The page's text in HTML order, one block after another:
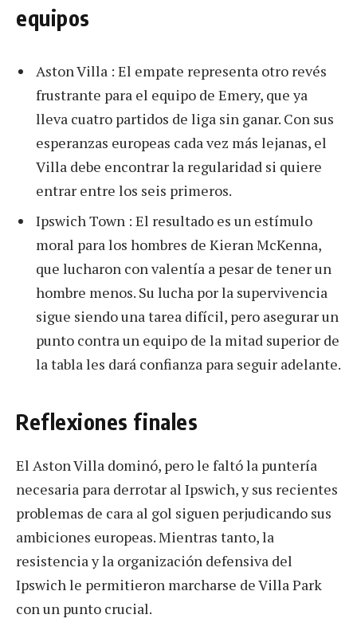
equipos
Aston Villa : El empate representa otro revés
frustrante para el equipo de Emery, que ya
lleva cuatro partidos de liga sin ganar. Con sus
esperanzas europeas cada vez más lejanas, el
Villa debe encontrar la regularidad si quiere
entrar entre los seis primeros.
Ipswich Town : El resultado es un estímulo
moral para los hombres de Kieran McKenna,
que lucharon con valentía a pesar de tener un
hombre menos. Su lucha por la supervivencia
sigue siendo una tarea difícil, pero asegurar un
punto contra un equipo de la mitad superior de
la tabla les dará confianza para seguir adelante.
Reflexiones finales
El Aston Villa dominó, pero le faltó la puntería
necesaria para derrotar al Ipswich, y sus recientes
problemas de cara al gol siguen perjudicando sus
ambiciones europeas. Mientras tanto, la
resistencia y la organización defensiva del
Ipswich le permitieron marcharse de Villa Park
con un punto crucial.